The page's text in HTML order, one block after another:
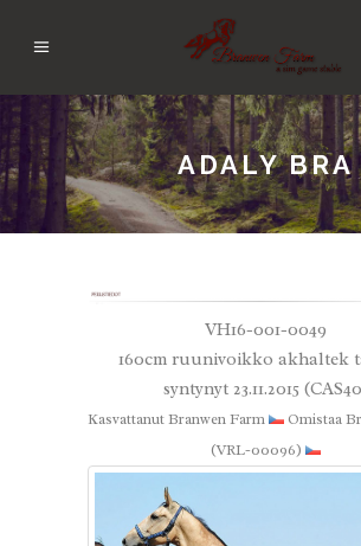
ADALY BRA
VH16-001-0049
160cm ruunivoikko akhaltek
syntynyt 23.11.2015
Kasvattanut Branwen Farm
Omistaa
(VRL-00096)